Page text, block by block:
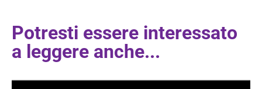
Potresti essere interessato
a leggere anche...